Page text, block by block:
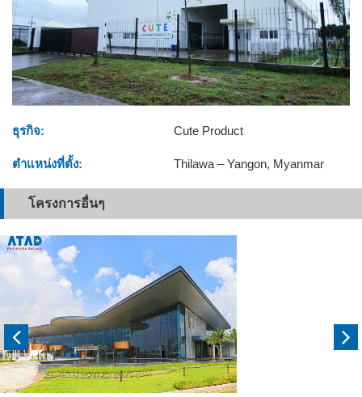
ธุรกิจ: Cute Product
ตำแหน่งที่ตั้ง: Thilawa – Yangon, Myanmar
โครงการอื่นๆ